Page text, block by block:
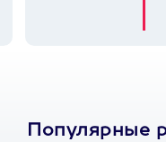
Популярные